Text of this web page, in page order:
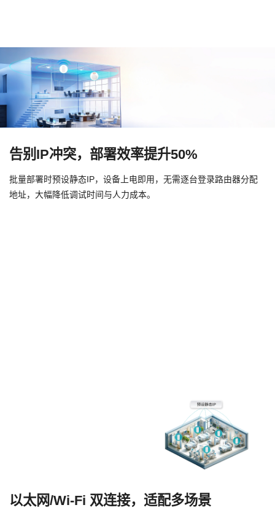
告别IP冲突，部署效率提升50%
批量部署时预设静态IP，设备上电即用，无需逐台登录路由器分配
地址，大幅降低调试时间与人力成本。
以太网/Wi-Fi 双连接，适配多场景